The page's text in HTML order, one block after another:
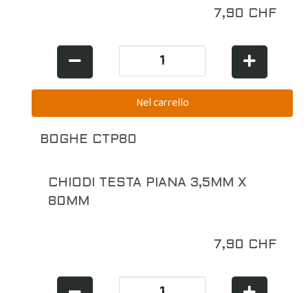
7,90 CHF
BOGHE CTP80
CHIODI TESTA PIANA 3,5MM X
80MM
7,90 CHF